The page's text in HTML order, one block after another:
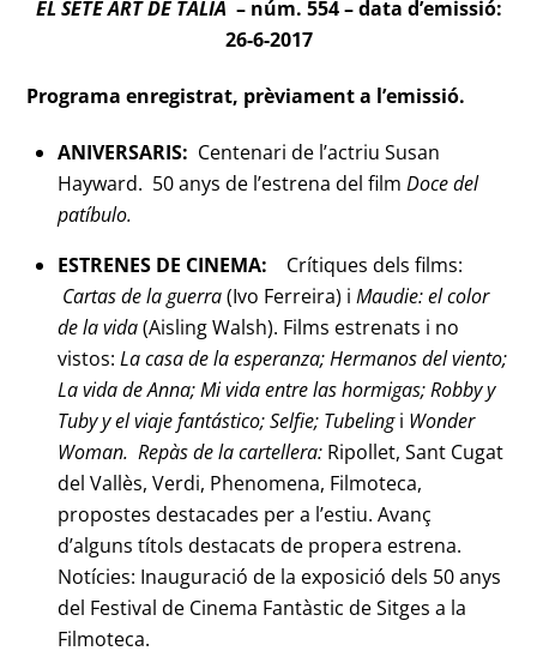
EL SETÈ ART DE TALIA – núm. 554 – data d’emissió:
26-6-2017
Programa enregistrat, prèviament a l’emissió.
ANIVERSARIS: Centenari de l’actriu Susan
Hayward. 50 anys de l’estrena del film Doce del
patíbulo.
ESTRENES DE CINEMA:
Crítiques dels films:
Cartas de la guerra(Ivo Ferreira) i Maudie: el color
de la vida(Aisling Walsh). Films estrenats i no
vistos: La casa de la esperanza; Hermanos del viento;
La vida de Anna; Mi vida entre las hormigas; Robby y
Tuby y el viaje fantástico; Selfie; Tubelingi Wonder
Woman. Repàs de la cartellera: Ripollet, Sant Cugat
del Vallès, Verdi, Phenomena, Filmoteca,
propostes destacades per a l’estiu. Avanç
d’alguns títols destacats de propera estrena.
Notícies: Inauguració de la exposició dels 50 anys
del Festival de Cinema Fantàstic de Sitges a la
Filmoteca.